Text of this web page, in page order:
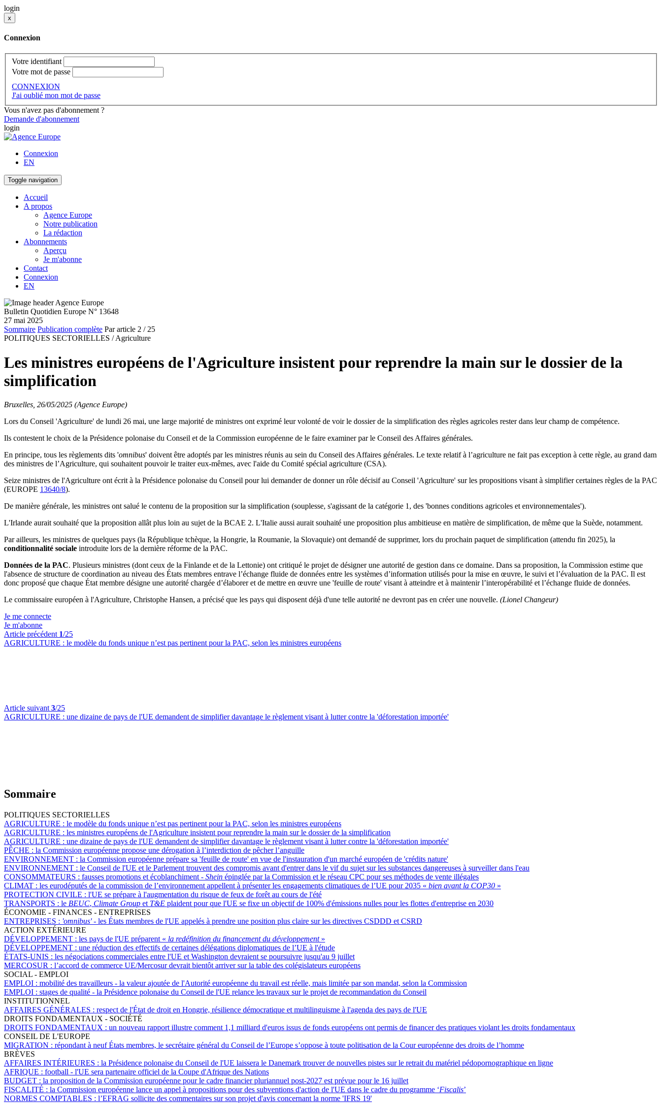
login
x
Connexion
Votre identifiant
Votre mot de passe
CONNEXION
J'ai oublié mon mot de passe
Vous n'avez pas d'abonnement ?
Demande d'abonnement
login
Connexion
EN
Toggle navigation
Accueil
A propos
Agence Europe
Notre publication
La rédaction
Abonnements
Aperçu
Je m'abonne
Contact
Connexion
EN
Bulletin Quotidien Europe N° 13648
27 mai 2025
Sommaire Publication complète Par article 2 / 25
POLITIQUES SECTORIELLES / Agriculture
Les ministres européens de l'Agriculture insistent pour reprendre la main sur le dossier de la
simplification
Bruxelles, 26/05/2025 (Agence Europe)
Lors du Conseil 'Agriculture' de lundi 26 mai, une large majorité de ministres ont exprimé leur volonté de voir le dossier de la simplification des règles agricoles rester dans leur champ de compétence.
Ils contestent le choix de la Présidence polonaise du Conseil et de la Commission européenne de le faire examiner par le Conseil des Affaires générales.
En principe, tous les règlements dits 'omnibus' doivent être adoptés par les ministres réunis au sein du Conseil des Affaires générales. Le texte relatif à l’agriculture ne fait pas exception à cette règle, au grand dam
des ministres de l’Agriculture, qui souhaitent pouvoir le traiter eux-mêmes, avec l'aide du Comité spécial agriculture (CSA).
Seize ministres de l'Agriculture ont écrit à la Présidence polonaise du Conseil pour lui demander de donner un rôle décisif au Conseil 'Agriculture' sur les propositions visant à simplifier certaines règles de la PAC
(EUROPE 13640/8).
De manière générale, les ministres ont salué le contenu de la proposition sur la simplification (souplesse, s'agissant de la catégorie 1, des 'bonnes conditions agricoles et environnementales').
L'Irlande aurait souhaité que la proposition allât plus loin au sujet de la BCAE 2. L'Italie aussi aurait souhaité une proposition plus ambitieuse en matière de simplification, de même que la Suède, notamment.
Par ailleurs, les ministres de quelques pays (la République tchèque, la Hongrie, la Roumanie, la Slovaquie) ont demandé de supprimer, lors du prochain paquet de simplification (attendu fin 2025), la
conditionnalité sociale introduite lors de la dernière réforme de la PAC.
Données de la PAC. Plusieurs ministres (dont ceux de la Finlande et de la Lettonie) ont critiqué le projet de désigner une autorité de gestion dans ce domaine. Dans sa proposition, la Commission estime que
l'absence de structure de coordination au niveau des États membres entrave l’échange fluide de données entre les systèmes d’information utilisés pour la mise en œuvre, le suivi et l’évaluation de la PAC. Il est
donc proposé que chaque État membre désigne une autorité chargée d’élaborer et de mettre en œuvre une 'feuille de route' visant à atteindre et à maintenir l’interopérabilité et l’échange fluide de données.
Le commissaire européen à l'Agriculture, Christophe Hansen, a précisé que les pays qui disposent déjà d'une telle autorité ne devront pas en créer une nouvelle. (Lionel Changeur)
Je me connecte
Je m'abonne
Article précédent 1/25
AGRICULTURE : le modèle du fonds unique n’est pas pertinent pour la PAC, selon les ministres européens
Article suivant 3/25
AGRICULTURE : une dizaine de pays de l'UE demandent de simplifier davantage le règlement visant à lutter contre la 'déforestation importée'
Sommaire
POLITIQUES SECTORIELLES
AGRICULTURE : le modèle du fonds unique n’est pas pertinent pour la PAC, selon les ministres européens
AGRICULTURE : les ministres européens de l'Agriculture insistent pour reprendre la main sur le dossier de la simplification
AGRICULTURE : une dizaine de pays de l'UE demandent de simplifier davantage le règlement visant à lutter contre la 'déforestation importée'
PÊCHE : la Commission européenne propose une dérogation à l’interdiction de pêcher l’anguille
ENVIRONNEMENT : la Commission européenne prépare sa 'feuille de route' en vue de l'instauration d'un marché européen de 'crédits nature'
ENVIRONNEMENT : le Conseil de l'UE et le Parlement trouvent des compromis avant d'entrer dans le vif du sujet sur les substances dangereuses à surveiller dans l'eau
CONSOMMATEURS : fausses promotions et écoblanchiment - Shein épinglée par la Commission et le réseau CPC pour ses méthodes de vente illégales
CLIMAT : les eurodéputés de la commission de l’environnement appellent à présenter les engagements climatiques de l’UE pour 2035 « bien avant la COP30 »
PROTECTION CIVILE : l'UE se prépare à l'augmentation du risque de feux de forêt au cours de l'été
TRANSPORTS : le BEUC, Climate Group et T&E plaident pour que l'UE se fixe un objectif de 100% d'émissions nulles pour les flottes d'entreprise en 2030
ÉCONOMIE - FINANCES - ENTREPRISES
ENTREPRISES : 'omnibus'- les États membres de l'UE appelés à prendre une position plus claire sur les directives CSDDD et CSRD
ACTION EXTÉRIEURE
DÉVELOPPEMENT : les pays de l'UE préparent « la redéfinition du financement du développement»
DÉVELOPPEMENT : une réduction des effectifs de certaines délégations diplomatiques de l’UE à l'étude
ÉTATS-UNIS : les négociations commerciales entre l'UE et Washington devraient se poursuivre jusqu'au 9 juillet
MERCOSUR : l’accord de commerce UE/Mercosur devrait bientôt arriver sur la table des colégislateurs européens
SOCIAL - EMPLOI
EMPLOI : mobilité des travailleurs - la valeur ajoutée de l'Autorité européenne du travail est réelle, mais limitée par son mandat, selon la Commission
EMPLOI : stages de qualité - la Présidence polonaise du Conseil de l'UE relance les travaux sur le projet de recommandation du Conseil
INSTITUTIONNEL
AFFAIRES GÉNÉRALES : respect de l'État de droit en Hongrie, résilience démocratique et multilinguisme à l'agenda des pays de l'UE
DROITS FONDAMENTAUX - SOCIÉTÉ
DROITS FONDAMENTAUX : un nouveau rapport illustre comment 1,1 milliard d'euros issus de fonds européens ont permis de financer des pratiques violant les droits fondamentaux
CONSEIL DE L'EUROPE
MIGRATION : répondant à neuf États membres, le secrétaire général du Conseil de l’Europe s’oppose à toute politisation de la Cour européenne des droits de l’homme
BRÈVES
AFFAIRES INTÉRIEURES : la Présidence polonaise du Conseil de l'UE laissera le Danemark trouver de nouvelles pistes sur le retrait du matériel pédopornographique en ligne
AFRIQUE : football - l'UE sera partenaire officiel de la Coupe d'Afrique des Nations
BUDGET : la proposition de la Commission européenne pour le cadre financier pluriannuel post-2027 est prévue pour le 16 juillet
FISCALITÉ : la Commission européenne lance un appel à propositions pour des subventions d'action de l'UE dans le cadre du programme ‘Fiscalis’
NORMES COMPTABLES : l’EFRAG sollicite des commentaires sur son projet d'avis concernant la norme 'IFRS 19'